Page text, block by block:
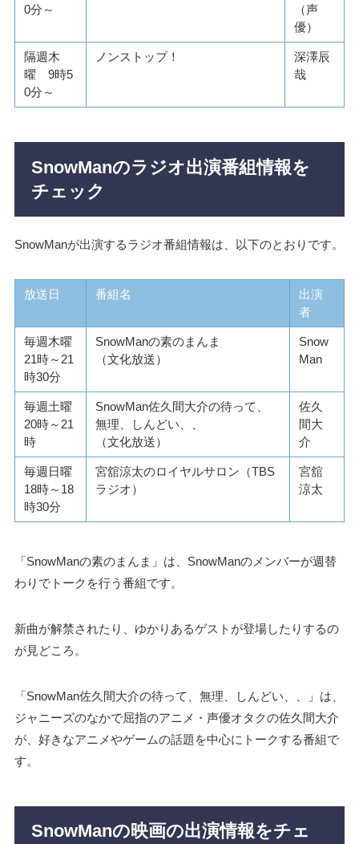
0分～
（声
優）
隔週木
曜 9時5
0分～
ノンストップ！
深澤辰
哉
SnowManのラジオ出演番組情報を
チェック
SnowManが出演するラジオ番組情報は、以下のとおりです。
放送日 番組名
出演
者
毎週木曜
21時～21
時30分
SnowManの素のまんま
（文化放送）
Snow
Man
毎週土曜
20時～21
時
SnowMan佐久間大介の待って、
無理、しんどい、、
（文化放送）
佐久
間大
介
毎週日曜
18時～18
時30分
宮舘涼太のロイヤルサロン（TBS
ラジオ）
宮舘
涼太
「SnowManの素のまんま」は、SnowManのメンバーが週替
わりでトークを行う番組です。
新曲が解禁されたり、ゆかりあるゲストが登場したりするの
が見どころ。
「SnowMan佐久間大介の待って、無理、しんどい、、」は、
ジャニーズのなかで屈指のアニメ・声優オタクの佐久間大介
が、好きなアニメやゲームの話題を中心にトークする番組で
す。
SnowManの映画の出演情報をチェ